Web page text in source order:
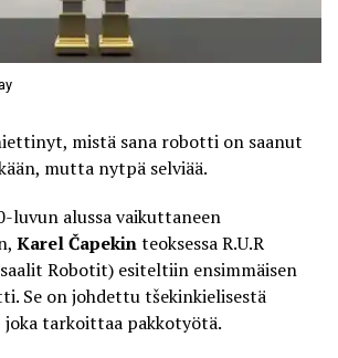
mistä sana robotti on saanut
mutta nytpä selviää.
luvun alussa vaikuttaneen
Karel Čapekinteoksessa R.U.R
Robotit) esiteltiin ensimmäisen
Se on johdettu tšekinkielisestä
joka tarkoittaa pakkotyötä.